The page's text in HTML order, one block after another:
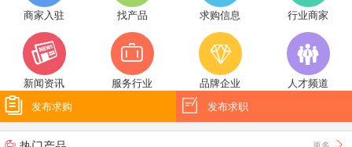
商家入驻 找产品 求购信息 行业商家

新闻资讯

服务行业

品牌企业

人才频道
 发布求购  发布求职